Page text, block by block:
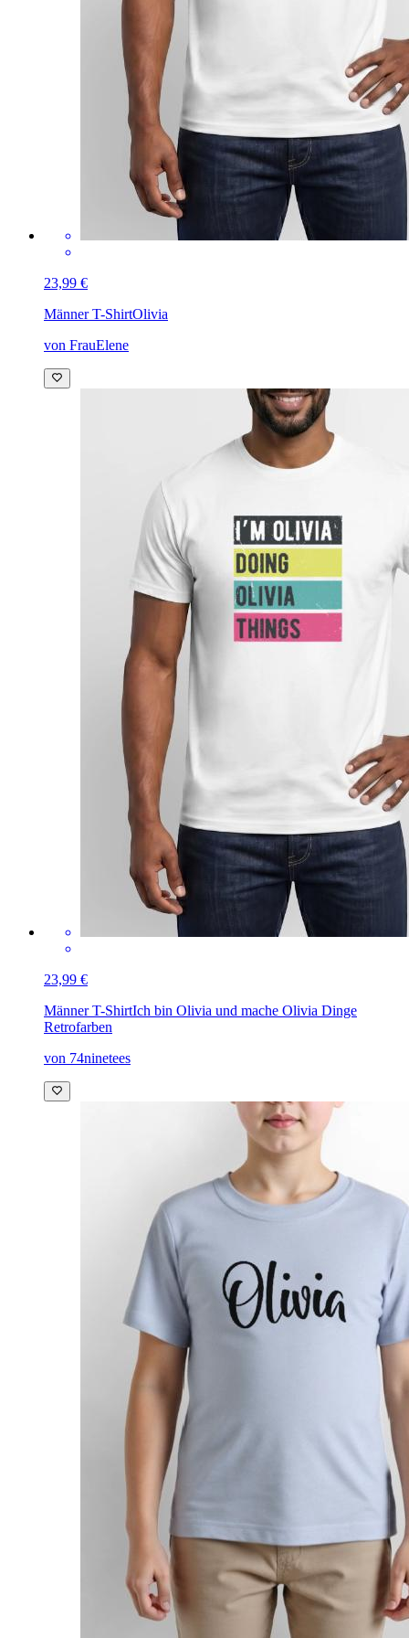
23,99 €
Männer T-ShirtOlivia
von FrauElene
23,99 €
Männer T-ShirtIch bin Olivia und mache Olivia Dinge
Retrofarben
von 74ninetees